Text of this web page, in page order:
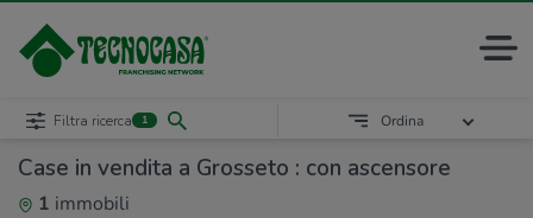
Case in vendita a Grosseto : con ascensore
1 immobili
Filtra ricerca 1 Ordina